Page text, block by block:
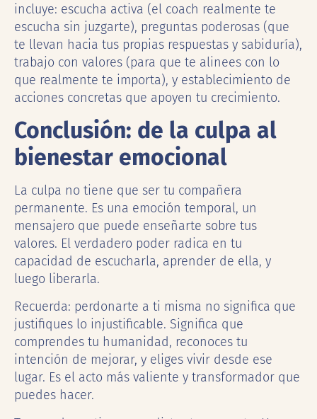
incluye: escucha activa (el coach realmente te
escucha sin juzgarte), preguntas poderosas (que
te llevan hacia tus propias respuestas y sabiduría),
trabajo con valores (para que te alinees con lo
que realmente te importa), y establecimiento de
acciones concretas que apoyen tu crecimiento.
Conclusión: de la culpa al
bienestar emocional
La culpa no tiene que ser tu compañera
permanente. Es una emoción temporal, un
mensajero que puede enseñarte sobre tus
valores. El verdadero poder radica en tu
capacidad de escucharla, aprender de ella, y
luego liberarla.
Recuerda: perdonarte a ti misma no significa que
justifiques lo injustificable. Significa que
comprendes tu humanidad, reconoces tu
intención de mejorar, y eliges vivir desde ese
lugar. Es el acto más valiente y transformador que
puedes hacer.